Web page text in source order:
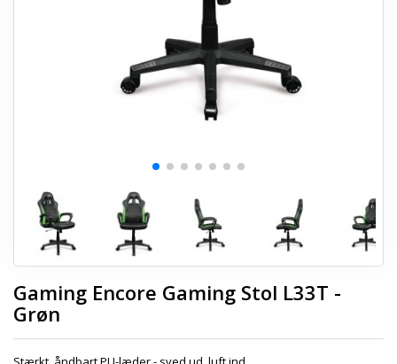
Gaming Encore Gaming Stol L33T -
Grøn